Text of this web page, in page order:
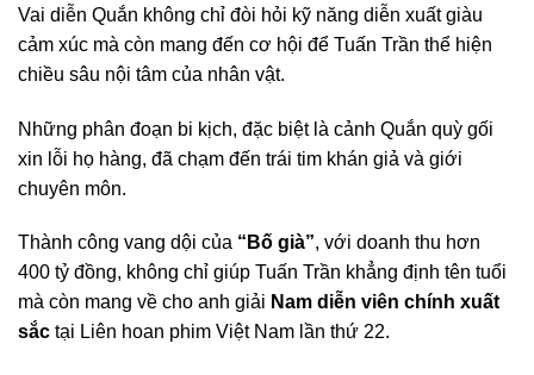
Vai diễn Quắn không chỉ đòi hỏi kỹ năng diễn xuất giàu
cảm xúc mà còn mang đến cơ hội để Tuấn Trần thể hiện
chiều sâu nội tâm của nhân vật.
Những phân đoạn bi kịch, đặc biệt là cảnh Quắn quỳ gối
xin lỗi họ hàng, đã chạm đến trái tim khán giả và giới
chuyên môn.
Thành công vang dội của “Bố già”, với doanh thu hơn
400 tỷ đồng, không chỉ giúp Tuấn Trần khẳng định tên tuổi
mà còn mang về cho anh giải Nam diễn viên chính xuất
sắc tại Liên hoan phim Việt Nam lần thứ 22.